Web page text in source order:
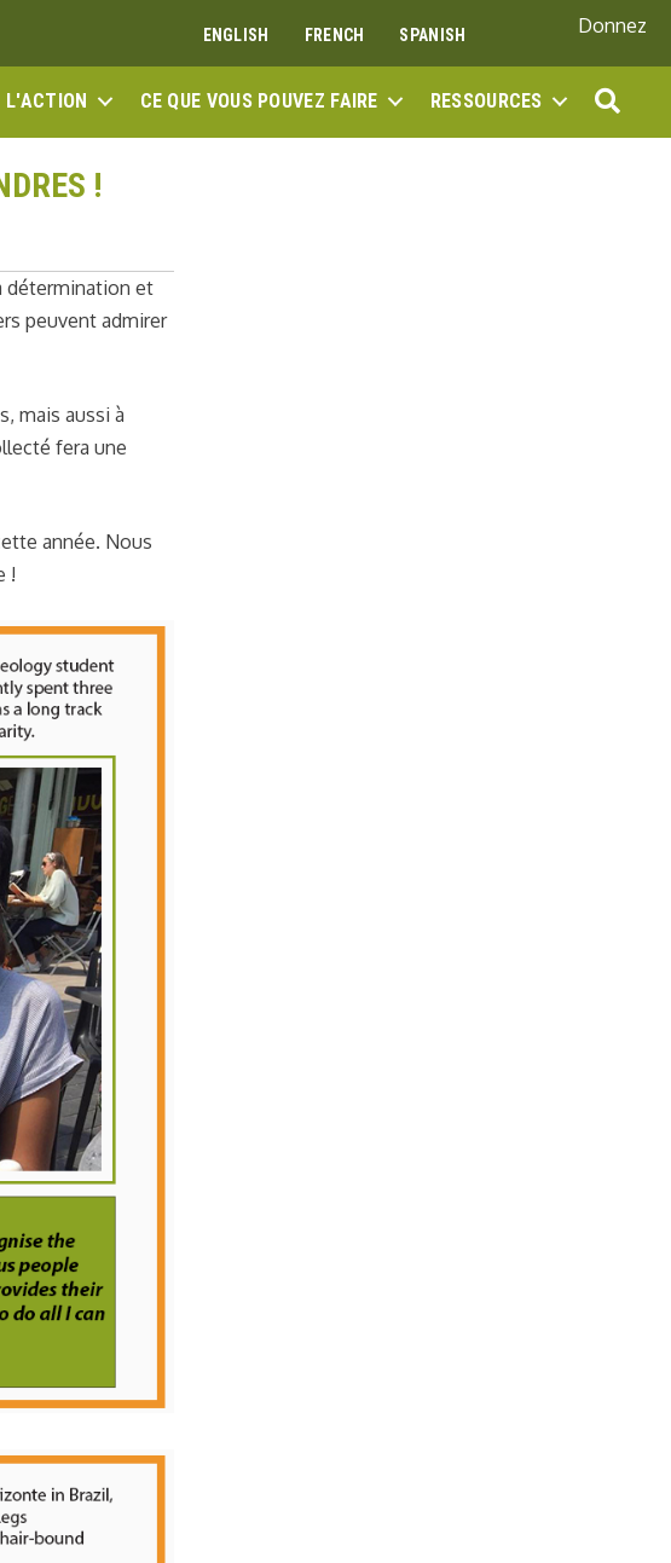
ENGLISH FRENCH SPANISH Donnez
L'ACTION CE QUE VOUS POUVEZ FAIRE RESSOURCES
!
détermination et
peuvent admirer
mais aussi à
fera une
année. Nous
!